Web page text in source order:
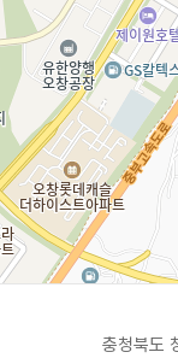
충청북도